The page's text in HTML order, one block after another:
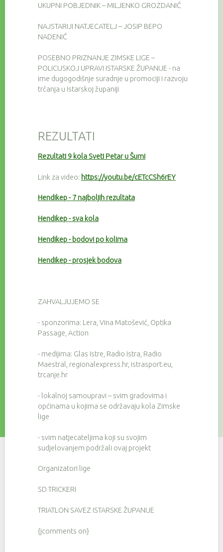
UKUPNI POBJEDNIK – MILJENKO GROZDANIĆ
NAJSTARIJI NATJECATELJ – JOSIP BEPO
NADENIĆ
POSEBNO PRIZNANJE ZIMSKE LIGE –
POLICIJSKOJ UPRAVI ISTARSKE ŽUPANIJE - na
ime dugogodišnje suradnje u promociji i razvoju
trčanja u Istarskoj županiji
REZULTATI
Rezultati 9 kola Sveti Petar u Šumi
Link za video: https://youtu.be/cETcCSh6rEY
Hendikep - 7 najboljih rezultata
Hendikep - sva kola
Hendikep - bodovi po kolima
Hendikep - prosjek bodova
ZAHVALJUJEMO SE
- sponzorima: Lera, Vina Matošević, Optika
Passage, Action
- medijima: Glas Istre, Radio Istra, Radio
Maestral, regionalexpress.hr, istrasport.eu,
trcanje.hr
- lokalnoj samoupravi – svim gradovima i
općinama u kojima se održavaju kola Zimske
lige
- svim natjecateljima koji su svojim
sudjelovanjem podržali ovaj projekt
Organizatori lige
SD TRICKERI
TRIATLON SAVEZ ISTARSKE ŽUPANIJE
{jcomments on}